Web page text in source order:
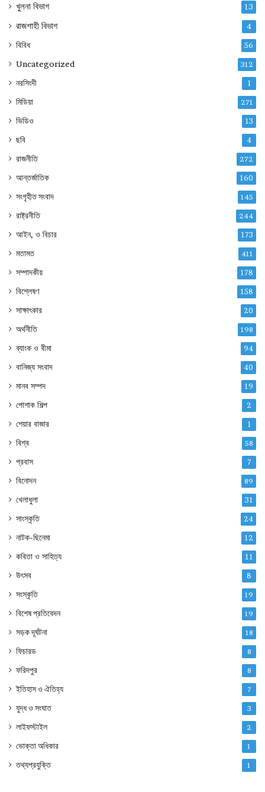
খুলনা বিভাগ 13
রাজশাহী বিভাগ 4
বিবিধ 56
Uncategorized 312
নরসিংদী 1
মিডিয়া 271
ভিডিও 13
ছবি 4
রাজনীতি 272
আন্তর্জাতিক 160
সংগৃহীত সংবাদ 145
রাষ্ট্রনীতি 244
আইন, ও বিচার 173
মতামত 411
সম্পাদকীয় 178
বিশ্লেষণ 158
সাক্ষাৎকার 20
অর্থনীতি 198
ব্যাংক ও বীমা 94
বানিজ্য সংবাদ 40
মানব সম্পদ 19
পোশাক শিল্প 2
শেয়ার বাজার 1
বিশ্ব 58
প্রবাস 7
বিনোদন 89
খেলাধুলা 31
সাংস্কৃতি 24
নাটক-ছিনেমা 12
কবিতা ও সাহিত্য 11
উৎসব 8
সংস্কৃতি 19
বিশেষ প্রতিবেদন 19
সড়ক দূর্ঘটনা 18
ফিচারড 8
ফরিদপুর 8
ইতিহাস ও ঐতিহ্য 7
যুদ্ধ ও সংঘাত 3
লাইফস্টাইল 2
ভোক্তা অধিকার 1
তথ্যপ্রযুক্তি 1